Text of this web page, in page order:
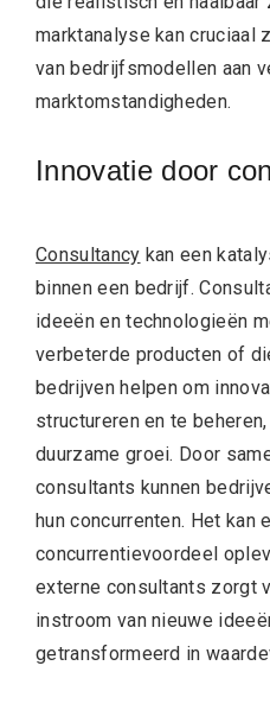
marktanalyse kan cruciaal
van bedrijfsmodellen aan
marktomstandigheden.
Innovatie door
Consultancy kan een
binnen een bedrijf.
ideeën en technologieën
verbeterde producten of
bedrijven helpen om
structureren en te
duurzame groei. Door
consultants kunnen
hun concurrenten. Het kan
concurrentievoordeel
externe consultants zorgt
instroom van nieuwe
getransformeerd in